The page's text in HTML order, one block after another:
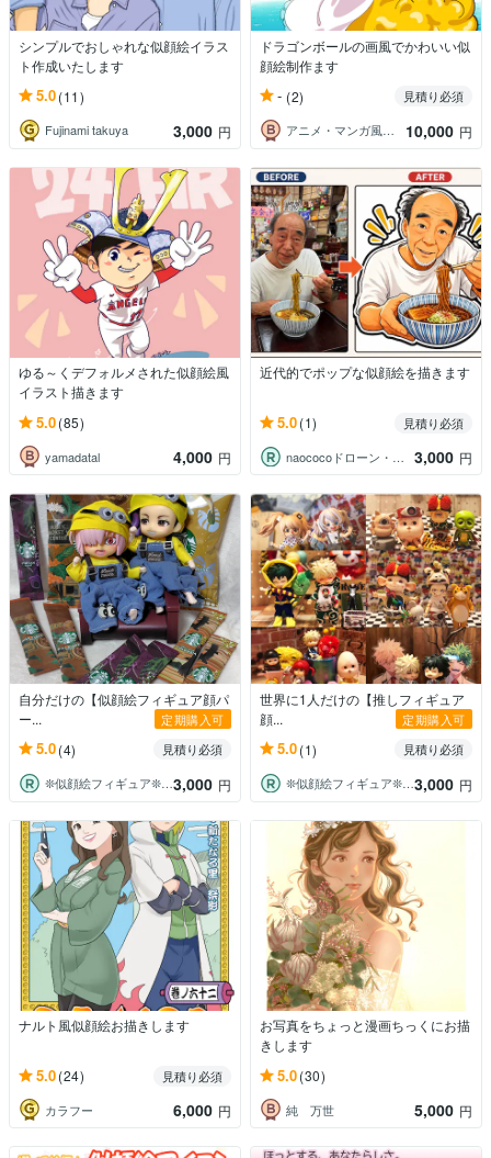
シンプルでおしゃれな似顔絵イラス
ト作成いたします
5.0(11)
Fujinami takuya 3,000 円
ドラゴンボールの画風でかわいい似
顔絵制作ます
- (2)
見積り必須
アニメ・マンガ風 似顔絵
10,000 円
ゆる～くデフォルメされた似顔絵風
イラスト描きます
5.0(85)
yamadatal 4,000 円
近代的でポップな似顔絵を描きます
5.0(1)
見積り必須
naococoドローン・イラスト師
3,000 円
自分だけの【似顔絵フィギュア顔パ
ー...
定期購入可
5.0(4)
見積り必須
❊似顔絵フィギュア❊自分DOLL作成❊3,000 円
世界に1人だけの【推しフィギュア
顔...
定期購入可
5.0(1)
見積り必須
❊似顔絵フィギュア❊自分DOLL作成❊3,000 円
ナルト風似顔絵お描きします
5.0(24)
見積り必須
カラフー
6,000 円
お写真をちょっと漫画ちっくにお描
きします
5.0(30)
純 万世 5,000 円